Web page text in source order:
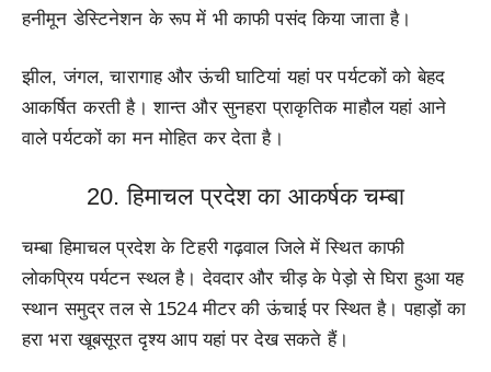
हनीमून डेस्टिनेशन के रूप में भी काफी पसंद किया जाता है।
झील, जंगल, चारागाह और ऊंची घाटियां यहां पर पर्यटकों को बेहद
आकर्षित करती है। शान्त और सुनहरा प्राकृतिक माहौल यहां आने
वाले पर्यटकों का मन मोहित कर देता है।
20. हिमाचल प्रदेश का आकर्षक चम्बा
चम्बा हिमाचल प्रदेश के टिहरी गढ़वाल जिले में स्थित काफी
लोकप्रिय पर्यटन स्थल है। देवदार और चीड़ के पेड़ो से घिरा हुआ यह
स्थान समुद्र तल से 1524 मीटर की ऊंचाई पर स्थित है। पहाड़ों का
हरा भरा खूबसूरत दृश्य आप यहां पर देख सकते हैं।